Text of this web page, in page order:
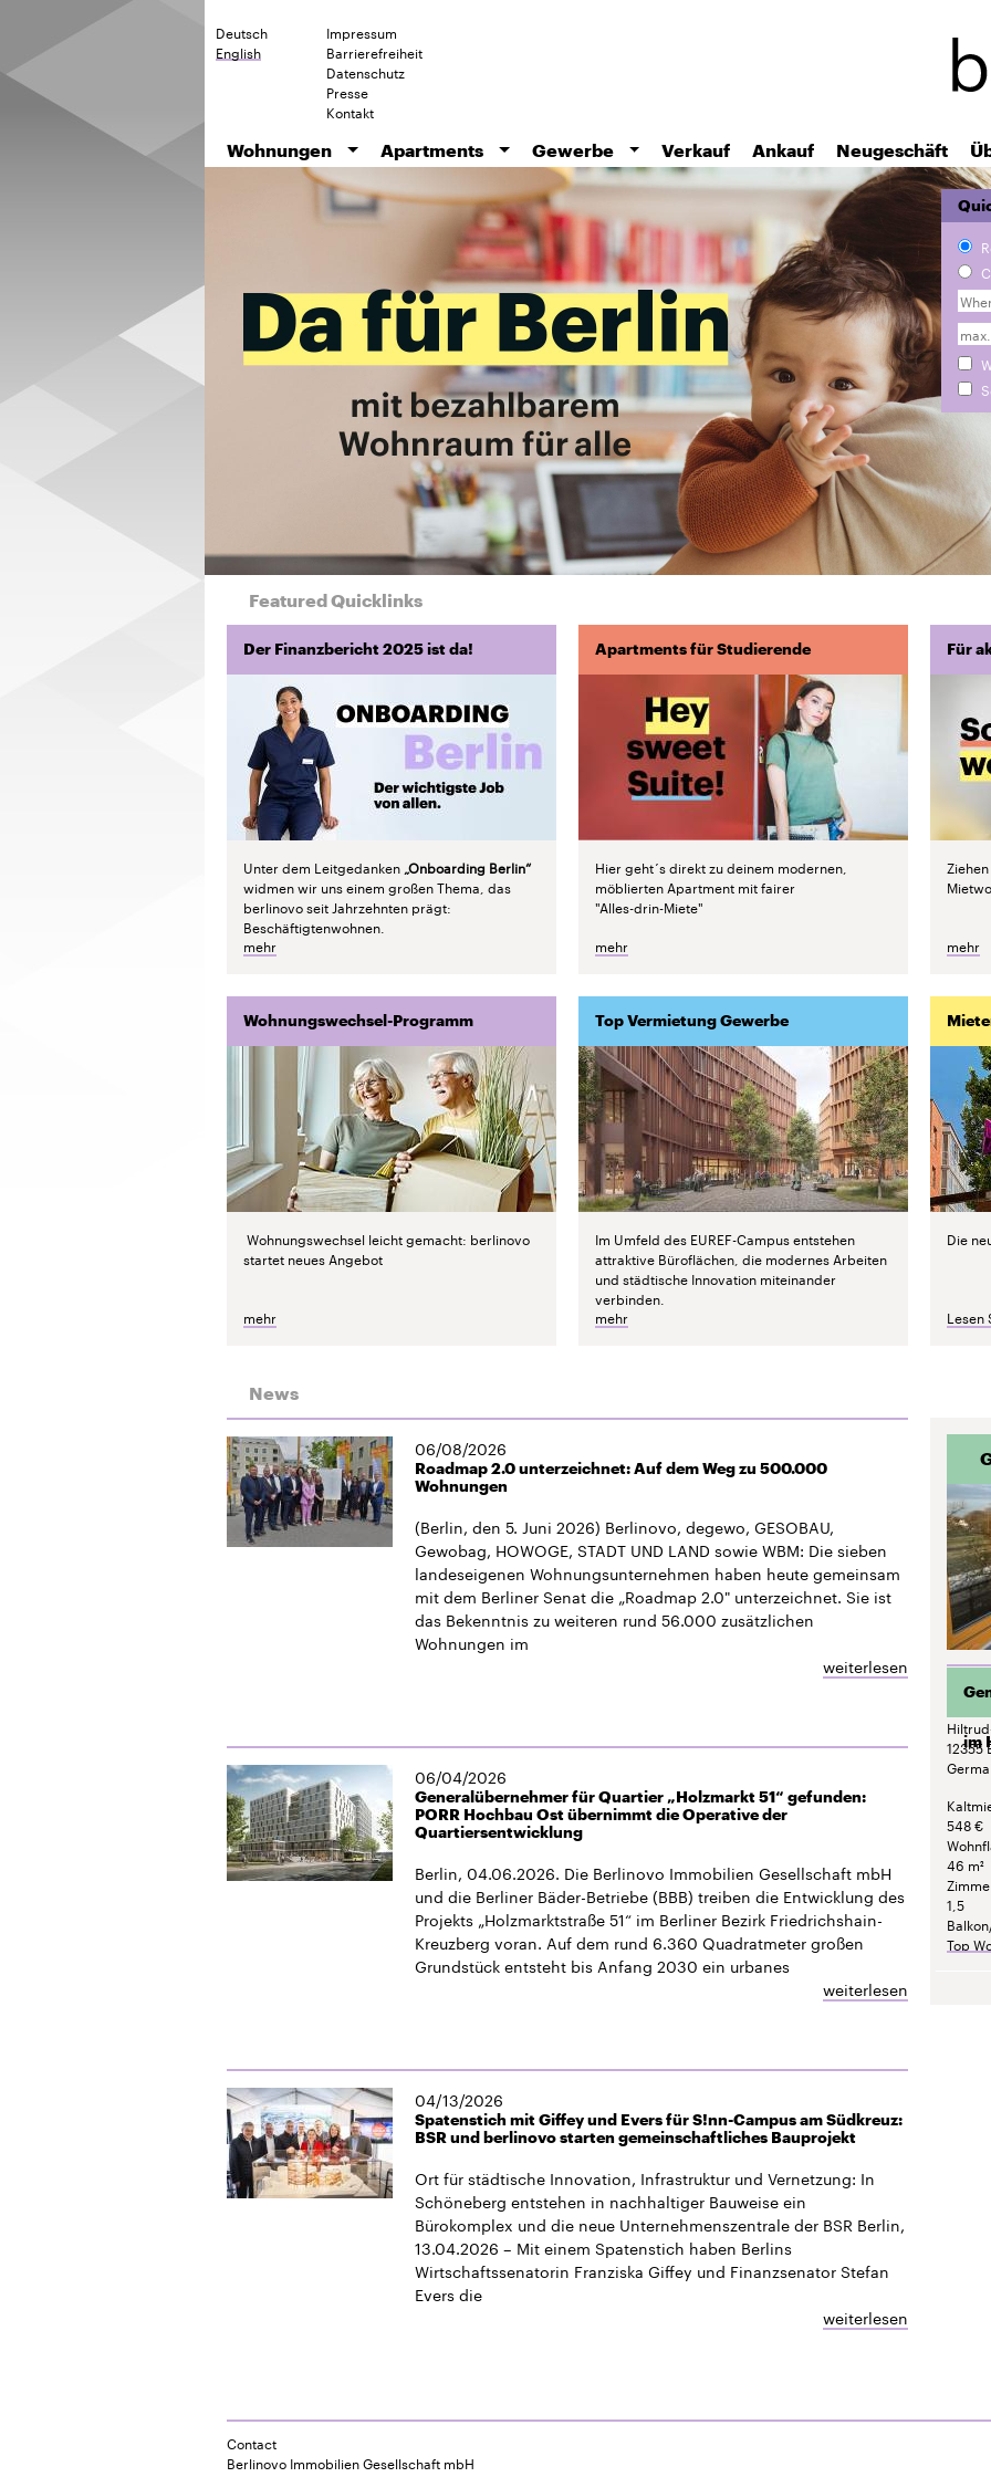
Deutsch
English
Impressum
Barrierefreiheit
Datenschutz
Presse
Kontakt
Wohnungen
Apartments Gewerbe Verkauf Ankauf Neugeschäft
Featured Quicklinks
Der Finanzbericht 2025 ist da!
Unter dem Leitgedanken „Onboarding Berlin“
widmen wir uns einem großen Thema, das
berlinovo seit Jahrzehnten prägt:
Beschäftigtenwohnen.
mehr
Apartments für Studierende
Hier geht´s direkt zu deinem modernen,
möblierten Apartment mit fairer
"Alles-drin-Miete"
mehr
Für
mehr
Wohnungswechsel-Programm
Wohnungswechsel leicht gemacht: berlinovo
startet neues Angebot
mehr
Top Vermietung Gewerbe
Im Umfeld des EUREF-Campus entstehen
attraktive Büroflächen, die modernes Arbeiten
und städtische Innovation miteinander
verbinden.
mehr
Die
Lesen
News
06/08/2026
Roadmap 2.0 unterzeichnet: Auf dem Weg zu 500.000
Wohnungen
(Berlin, den 5. Juni 2026) Berlinovo, degewo, GESOBAU,
Gewobag, HOWOGE, STADT UND LAND sowie WBM: Die sieben
landeseigenen Wohnungsunternehmen haben heute gemeinsam
mit dem Berliner Senat die „Roadmap 2.0" unterzeichnet. Sie ist
das Bekenntnis zu weiteren rund 56.000 zusätzlichen
Wohnungen im
weiterlesen
06/04/2026
Generalübernehmer für Quartier „Holzmarkt 51“ gefunden:
PORR Hochbau Ost übernimmt die Operative der
Quartiersentwicklung
Berlin, 04.06.2026. Die Berlinovo Immobilien Gesellschaft mbH
und die Berliner Bäder-Betriebe (BBB) treiben die Entwicklung des
Projekts „Holzmarktstraße 51“ im Berliner Bezirk Friedrichshain-
Kreuzberg voran. Auf dem rund 6.360 Quadratmeter großen
Grundstück entsteht bis Anfang 2030 ein urbanes
weiterlesen
04/13/2026
Spatenstich mit Giffey und Evers für S!nn-Campus am Südkreuz:
BSR und berlinovo starten gemeinschaftliches Bauprojekt
Ort für städtische Innovation, Infrastruktur und Vernetzung: In
Schöneberg entstehen in nachhaltiger Bauweise ein
Bürokomplex und die neue Unternehmenszentrale der BSR Berlin,
13.04.2026 – Mit einem Spatenstich haben Berlins
Wirtschaftssenatorin Franziska Giffey und Finanzsenator Stefan
Evers die
weiterlesen
im
12355
548 €
46 m²
1,5
Top
Contact
Berlinovo Immobilien Gesellschaft mbH